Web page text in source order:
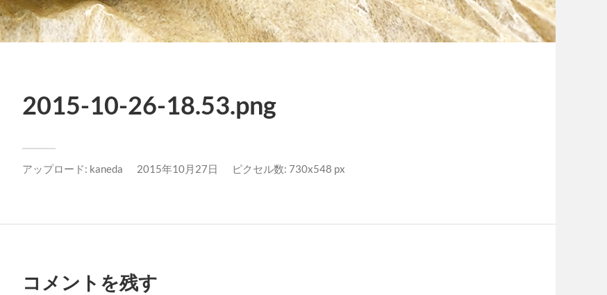
2015-10-26-18.53.png
アップロード: kaneda 2015年10月27日 ピクセル数: 730x548 px
コメントを残す